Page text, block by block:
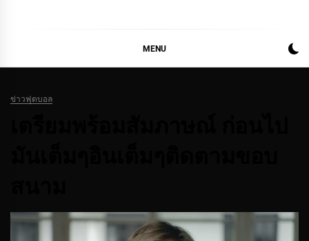
MENU
ข่าวฟุตบอล